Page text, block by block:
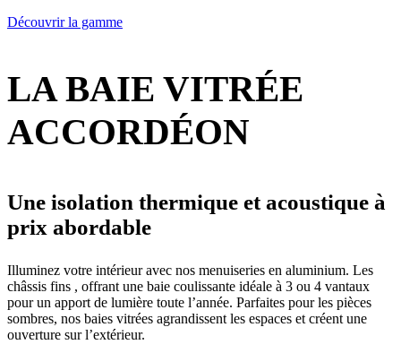
Découvrir la gamme
LA BAIE VITRÉE
ACCORDÉON
Une isolation thermique et acoustique à
prix abordable
Illuminez votre intérieur avec nos menuiseries en aluminium. Les
châssis fins , offrant une baie coulissante idéale à 3 ou 4 vantaux
pour un apport de lumière toute l’année. Parfaites pour les pièces
sombres, nos baies vitrées agrandissent les espaces et créent une
ouverture sur l’extérieur.